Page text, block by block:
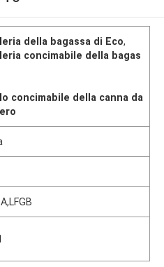
della bagassa di Eco,
concimabile della bagas
concimabile della canna da